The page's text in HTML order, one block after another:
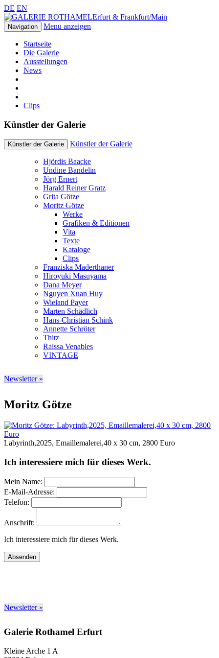
DE EN
Erfurt & Frankfurt/Main
Navigation Menu anzeigen
Startseite
Die Galerie
Ausstellungen
News
Clips
Künstler der Galerie
Künstler der Galerie Künstler der Galerie
Hjördis Baacke
Undine Bandelin
Jörg Ernert
Harald Reiner Gratz
Grita Götze
Moritz Götze
Werke
Grafiken & Editionen
Vita
Texte
Kataloge
Clips
Franziska Maderthaner
Hiroyuki Masuyama
Dana Meyer
Nguyen Xuan Huy
Wieland Payer
Marten Schädlich
Hans-Christian Schink
Annette Schröter
Thitz
Raissa Venables
VINTAGE
Newsletter »
Moritz Götze
Labyrinth,2025, Emaillemalerei,40 x 30 cm, 2800 Euro
Ich interessiere mich für dieses Werk.
Mein Name:
E-Mail-Adresse:
Telefon:
Anschrift:
Ich interessiere mich für dieses Werk.
Absenden
Newsletter »
Galerie Rothamel Erfurt
Kleine Arche 1 A